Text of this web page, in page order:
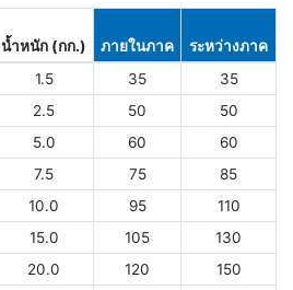
น้ำหนัก (กก.) ภายในภาค
ระหว่างภาค
1.5 35
35
2.5 50
50
5.0 60
60
7.5 75
85
10.0 95
110
15.0 105
130
20.0 120
150